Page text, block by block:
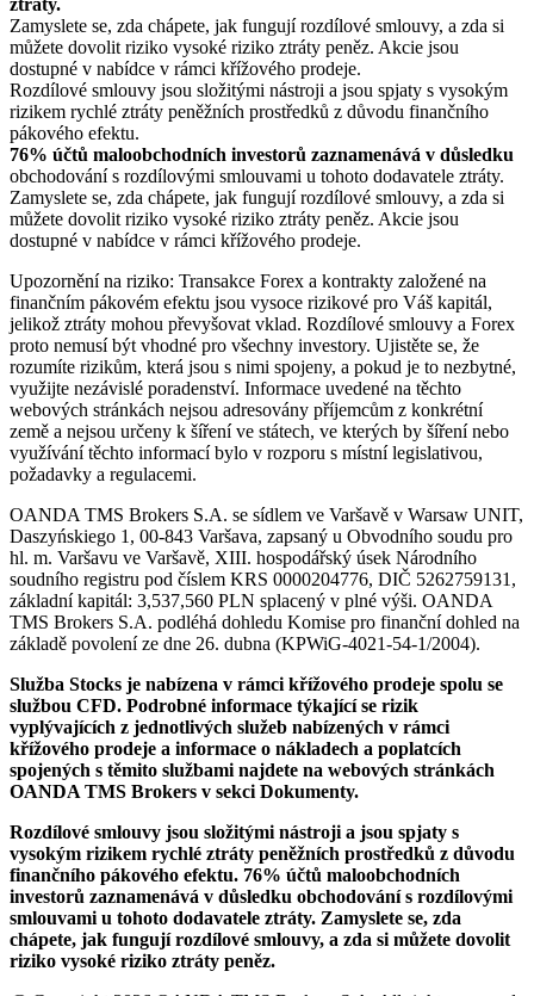
Zamyslete se, zda chápete, jak fungují rozdílové smlouvy, a zda si
můžete dovolit riziko vysoké riziko ztráty peněz. Akcie jsou
dostupné v nabídce v rámci křížového prodeje.
Rozdílové smlouvy jsou složitými nástroji a jsou spjaty s vysokým
rizikem rychlé ztráty peněžních prostředků z důvodu finančního
pákového efektu.
76% účtů maloobchodních investorů zaznamenává v důsledku
obchodování s rozdílovými smlouvami u tohoto dodavatele ztráty.
Zamyslete se, zda chápete, jak fungují rozdílové smlouvy, a zda si
můžete dovolit riziko vysoké riziko ztráty peněz. Akcie jsou
dostupné v nabídce v rámci křížového prodeje.
Upozornění na riziko: Transakce Forex a kontrakty založené na
finančním pákovém efektu jsou vysoce rizikové pro Váš kapitál,
jelikož ztráty mohou převyšovat vklad. Rozdílové smlouvy a Forex
proto nemusí být vhodné pro všechny investory. Ujistěte se, že
rozumíte rizikům, která jsou s nimi spojeny, a pokud je to nezbytné,
využijte nezávislé poradenství. Informace uvedené na těchto
webových stránkách nejsou adresovány příjemcům z konkrétní
země a nejsou určeny k šíření ve státech, ve kterých by šíření nebo
využívání těchto informací bylo v rozporu s místní legislativou,
požadavky a regulacemi.
OANDA TMS Brokers S.A. se sídlem ve Varšavě v Warsaw UNIT,
Daszyńskiego 1, 00-843 Varšava, zapsaný u Obvodního soudu pro
hl. m. Varšavu ve Varšavě, XIII. hospodářský úsek Národního
soudního registru pod číslem KRS 0000204776, DIČ 5262759131,
základní kapitál: 3,537,560 PLN splacený v plné výši. OANDA
TMS Brokers S.A. podléhá dohledu Komise pro finanční dohled na
základě povolení ze dne 26. dubna (KPWiG-4021-54-1/2004).
Služba Stocks je nabízena v rámci křížového prodeje spolu se
službou CFD. Podrobné informace týkající se rizik
vyplývajících z jednotlivých služeb nabízených v rámci
křížového prodeje a informace o nákladech a poplatcích
spojených s těmito službami najdete na webových stránkách
OANDA TMS Brokers v sekci Dokumenty.
Rozdílové smlouvy jsou složitými nástroji a jsou spjaty s
vysokým rizikem rychlé ztráty peněžních prostředků z důvodu
finančního pákového efektu. 76% účtů maloobchodních
investorů zaznamenává v důsledku obchodování s rozdílovými
smlouvami u tohoto dodavatele ztráty. Zamyslete se, zda
chápete, jak fungují rozdílové smlouvy, a zda si můžete dovolit
riziko vysoké riziko ztráty peněz.